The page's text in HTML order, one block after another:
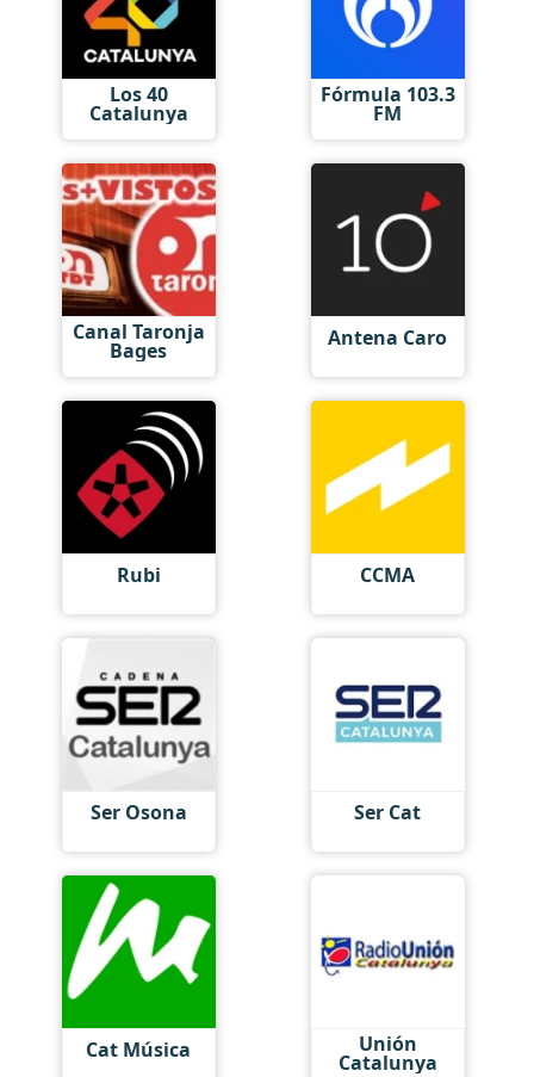
Los 40
Catalunya
Fórmula 103.3
FM
Canal Taronja
Bages Antena Caro
Rubi CCMA
Ser Osona Ser Cat
Cat Música Unión
Catalunya